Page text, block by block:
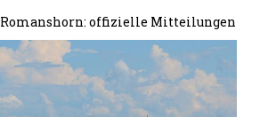
Romanshorn: offizielle Mitteilungen